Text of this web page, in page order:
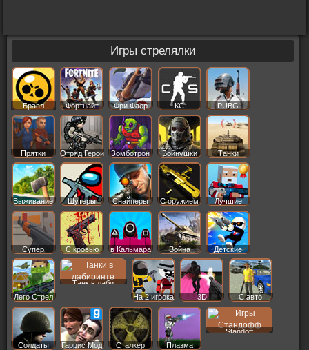
Игры стрелялки
Бравл
Старс
Фортнайт Фри Фаер КС PUBG
Прятки Отряд Герои Зомботрон Войнушки Танки
Выживание Шутеры Снайперы С оружием Лучшие
Супер С кровью в Кальмара Война Детские
Лего Стрел
Танк в лаби
На 2 игрока
3D С авто
Солдаты Гаррис Мод Сталкер Плазма
Standoff